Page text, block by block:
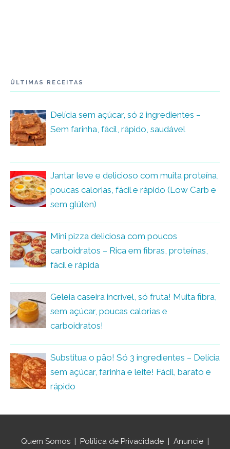
ÚLTIMAS RECEITAS
Delícia sem açúcar, só 2 ingredientes –
Sem farinha, fácil, rápido, saudável
Jantar leve e delicioso com muita proteína,
poucas calorias, fácil e rápido (Low Carb e
sem glúten)
Mini pizza deliciosa com poucos
carboidratos – Rica em fibras, proteínas,
fácil e rápida
Geleia caseira incrível, só fruta! Muita fibra,
sem açúcar, poucas calorias e
carboidratos!
Substitua o pão! Só 3 ingredientes – Delícia
sem açúcar, farinha e leite! Fácil, barato e
rápido
Quem Somos Política de Privacidade Anuncie